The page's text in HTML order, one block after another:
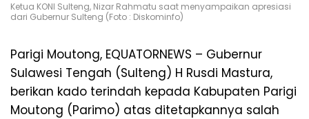
Ketua KONI Sulteng, Nizar Rahmatu saat menyampaikan apresiasi
dari Gubernur Sulteng (Foto : Diskominfo)
Parigi Moutong, EQUATORNEWS – Gubernur
Sulawesi Tengah (Sulteng) H Rusdi Mastura,
berikan kado terindah kepada Kabupaten Parigi
Moutong (Parimo) atas ditetapkannya salah